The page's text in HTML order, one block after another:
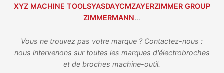
XYZ MACHINE TOOLSYASDAYCMZAYERZIMMER GROUP
ZIMMERMANN…
Vous ne trouvez pas votre marque ? Contactez-nous :
nous intervenons sur toutes les marques d'électrobroches
et de broches machine-outil.